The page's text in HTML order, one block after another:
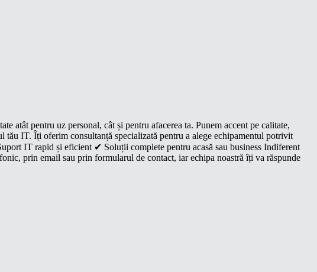
atât pentru uz personal, cât și pentru afacerea ta. Punem accent pe calitate,
tău IT. Îți oferim consultanță specializată pentru a alege echipamentul potrivit
IT rapid și eficient ✔ Soluții complete pentru acasă sau business Indiferent
prin email sau prin formularul de contact, iar echipa noastră îți va răspunde